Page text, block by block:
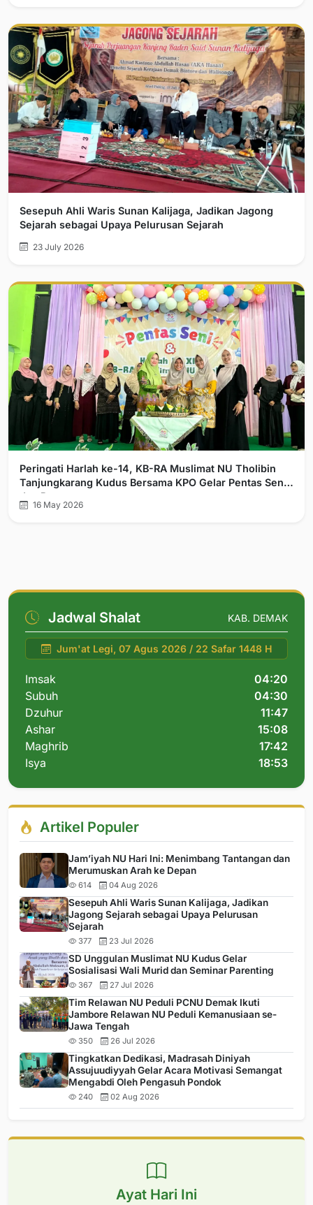
Sesepuh Ahli Waris Sunan Kalijaga, Jadikan Jagong
Sejarah sebagai Upaya Pelurusan Sejarah
23 July 2026
Peringati Harlah ke-14, KB-RA Muslimat NU Tholibin
Tanjungkarang Kudus Bersama KPO Gelar Pentas Seni
dan Bazar
16 May 2026
Jadwal Shalat KAB. DEMAK
Jum'at Legi, 07 Agus 2026 / 22 Safar 1448 H
Imsak
04:20
Subuh
04:30
Dzuhur
11:47
Ashar
15:08
Maghrib
17:42
Isya
18:53
Artikel Populer
Jam’iyah NU Hari Ini: Menimbang Tantangan dan
Merumuskan Arah ke Depan
614 04 Aug 2026
Sesepuh Ahli Waris Sunan Kalijaga, Jadikan
Jagong Sejarah sebagai Upaya Pelurusan
Sejarah
377 23 Jul 2026
SD Unggulan Muslimat NU Kudus Gelar
Sosialisasi Wali Murid dan Seminar Parenting
367 27 Jul 2026
Tim Relawan NU Peduli PCNU Demak Ikuti
Jambore Relawan NU Peduli Kemanusiaan se-
Jawa Tengah
350 26 Jul 2026
Tingkatkan Dedikasi, Madrasah Diniyah
Assujuudiyyah Gelar Acara Motivasi Semangat
Mengabdi Oleh Pengasuh Pondok
240 02 Aug 2026
Ayat Hari Ini